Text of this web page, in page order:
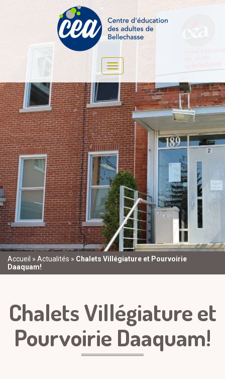
Accueil » Actualités » Chalets Villégiature et Pourvoirie
Daaquam!
Chalets Villégiature et
Pourvoirie Daaquam!